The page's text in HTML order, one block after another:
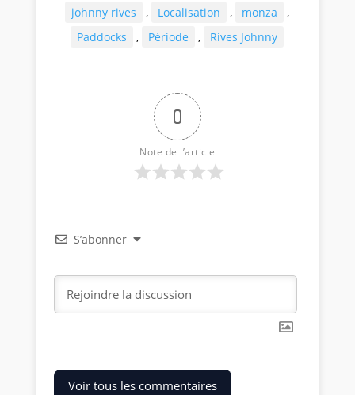
johnny rives
, Localisation , monza
,
Paddocks
, Période , Rives Johnny
0
Note de l’article
S’abonner
Voir tous les commentaires